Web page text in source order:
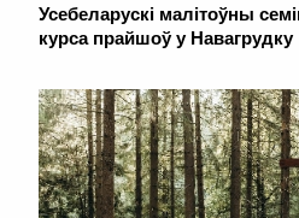
Усебеларускі малітоўны
курса прайшоў у Навагрудку